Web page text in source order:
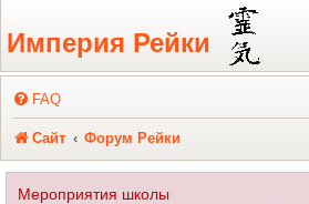
Регистрация
Империя Рейки
FAQ
Сайт Форум Рейки
Мероприятия школы